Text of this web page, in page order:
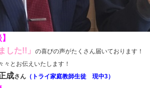
した!!」 の喜びの声がたくさん届いております！
々とお伝えいたします！
成さん （トライ家庭教師生徒 現中3）